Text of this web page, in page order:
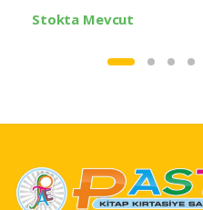
Stokta Mevcut